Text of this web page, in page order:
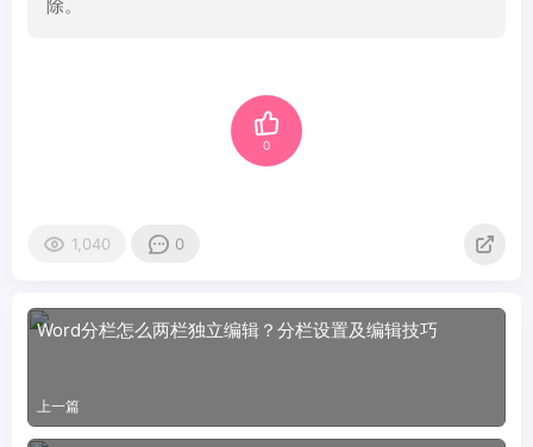
除。
0
1,040 0
Word分栏怎么两栏独立编辑？分栏设置及编辑技巧
上一篇